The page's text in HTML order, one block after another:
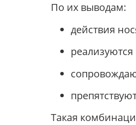
По их выводам:
действия
реализуются
Такая